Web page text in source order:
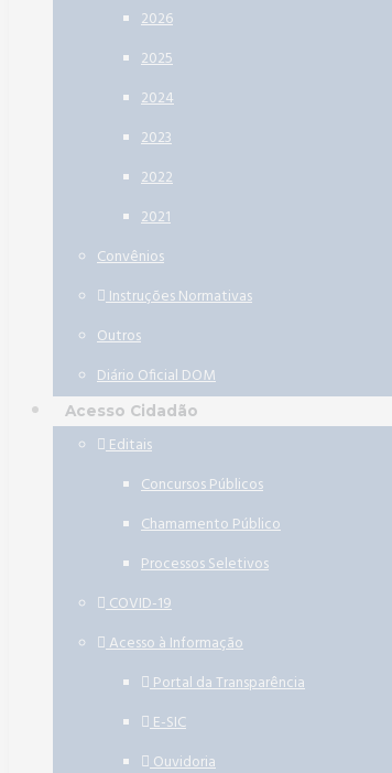
2026
2025
2024
2023
2022
2021
Convênios
Instruções Normativas
Outros
Diário Oficial DOM
Acesso Cidadão
Editais
Concursos Públicos
Chamamento Público
Processos Seletivos
COVID-19
Acesso à Informação
Portal da Transparência
E-SIC
Ouvidoria